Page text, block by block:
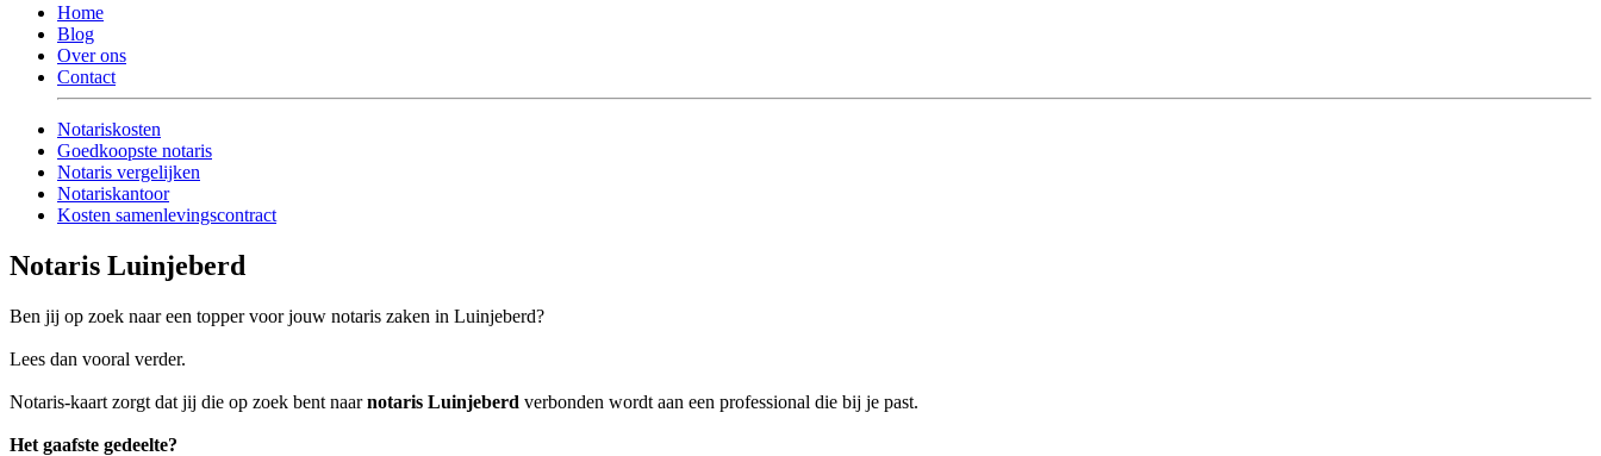
Home
Blog
Over ons
Contact
Notariskosten
Goedkoopste notaris
Notaris vergelijken
Notariskantoor
Kosten samenlevingscontract
Notaris Luinjeberd
Ben jij op zoek naar een topper voor jouw notaris zaken in Luinjeberd?
Lees dan vooral verder.
Notaris-kaart zorgt dat jij die op zoek bent naarnotaris Luinjeberd verbonden wordt aan een professional die bij je past.
Het gaafste gedeelte?